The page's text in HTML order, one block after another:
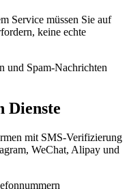
Service müssen Sie auf
keine echte
und Spam-Nachrichten
Dienste
mit SMS-Verifizierung
WeChat, Alipay und